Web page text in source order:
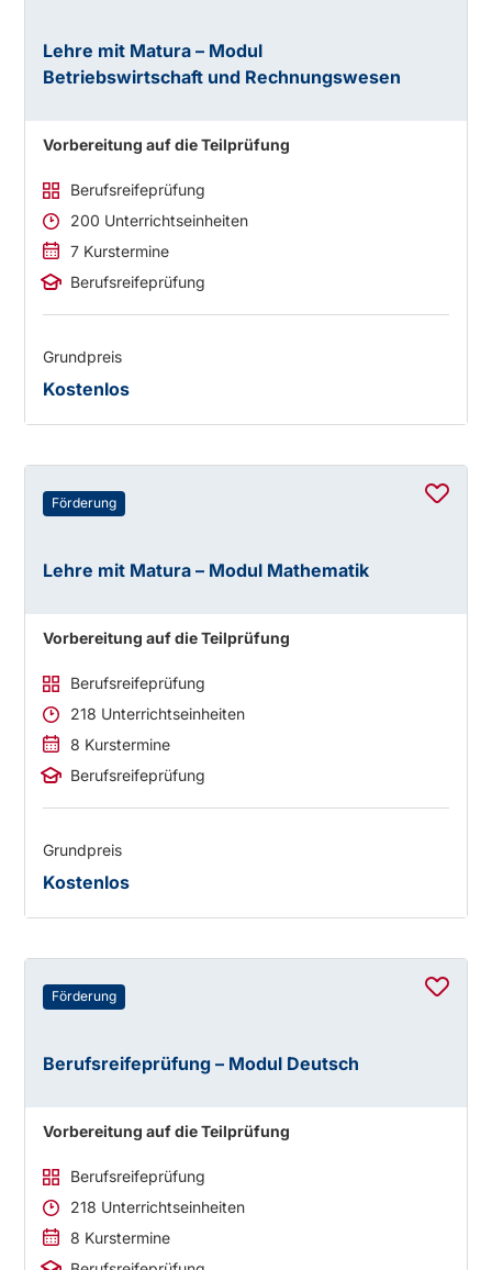
Lehre mit Matura – Modul
Betriebswirtschaft und Rechnungswesen
Vorbereitung auf die Teilprüfung
Berufsreifeprüfung
200 Unterrichtseinheiten
7 Kurstermine
Berufsreifeprüfung
Grundpreis
Kostenlos
Förderung
Lehre mit Matura – Modul Mathematik
Vorbereitung auf die Teilprüfung
Berufsreifeprüfung
218 Unterrichtseinheiten
8 Kurstermine
Berufsreifeprüfung
Grundpreis
Kostenlos
Förderung
Berufsreifeprüfung – Modul Deutsch
Vorbereitung auf die Teilprüfung
Berufsreifeprüfung
218 Unterrichtseinheiten
8 Kurstermine